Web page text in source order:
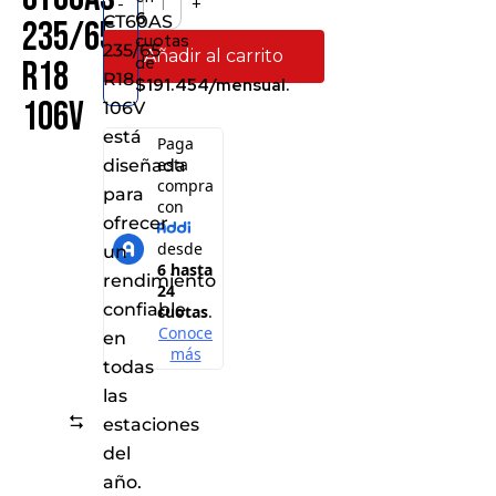
235/65
R18
106V
Añadir al carrito
Comparar
6
cuotas
de
$191.454/mensual.
CT60AS
235/65
R18
106V
está
diseñada
para
ofrecer
un
rendimiento
confiable
en
todas
las
estaciones
del
año.